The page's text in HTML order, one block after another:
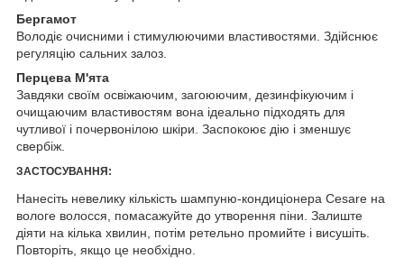
Бергамот
Володіє очисними і стимулюючими властивостями. Здійснює
регуляцію сальних залоз.
Перцева М'ята
Завдяки своїм освіжаючим, загоюючим, дезинфікуючим і
очищаючим властивостям вона ідеально підходять для
чутливої і почервонілою шкіри. Заспокоює дію і зменшує
свербіж.
ЗАСТОСУВАННЯ:
Нанесіть невелику кількість шампуню-кондиціонера Cesare на
вологе волосся, помасажуйте до утворення піни. Залиште
діяти на кілька хвилин, потім ретельно промийте і висушіть.
Повторіть, якщо це необхідно.